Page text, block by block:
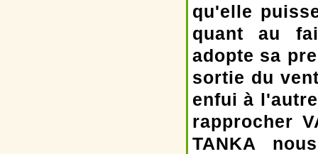
qu'elle
quant au
adopte sa
sortie du
enfui à
rapprocher
TANKA